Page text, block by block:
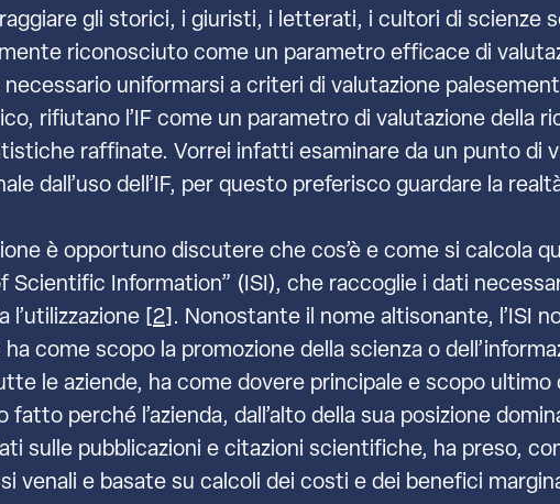
gli storici, i giuristi, i letterati, i cultori di scienze
riconosciuto come un parametro efficace di
uniformarsi a criteri di valutazione
rifiutano l’IF come un parametro di valutazione della
raffinate. Vorrei infatti esaminare da un punto di
dall’uso dell’IF, per questo preferisco guardare la
è opportuno discutere che cos’è e come si calcola
Information” (ISI), che raccoglie i dati
l’utilizzazione [2]. Nonostante il nome altisonante, l’ISI
ha come scopo la promozione della scienza o
le aziende, ha come dovere principale e scopo
perché l’azienda, dall’alto della sua posizione
sulle pubblicazioni e citazioni scientifiche, ha preso,
venali e basate su calcoli dei costi e dei benefici